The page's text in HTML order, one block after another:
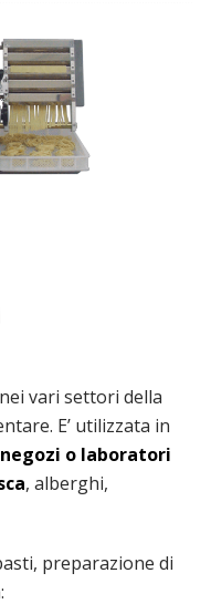
vari settori della
E’ utilizzata in
o laboratori
, alberghi,
preparazione di